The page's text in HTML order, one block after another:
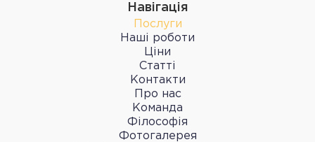
Навігація
Послуги
Наші роботи
Ціни
Статті
Контакти
Про нас
Команда
Філософія
Фотогалерея